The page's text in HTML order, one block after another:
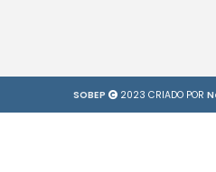
SOBEP 2023 CRIADO POR